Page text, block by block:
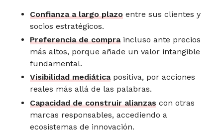
Confianza a largo plazo entre sus clientes y
socios estratégicos.
Preferencia de compraincluso ante precios
más altos, porque añade un valor intangible
fundamental.
Visibilidad mediáticapositiva, por acciones
reales más allá de las palabras.
Capacidad de construir alianzas con otras
marcas responsables, accediendo a
ecosistemas de innovación.